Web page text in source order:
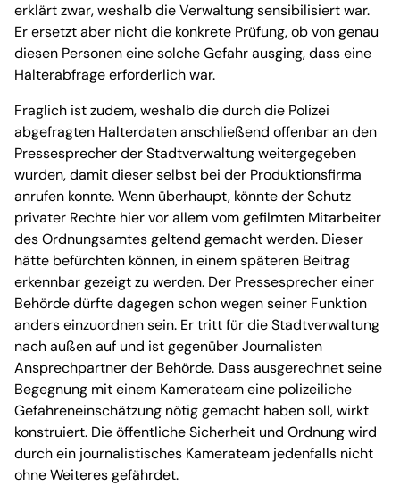
erklärt zwar, weshalb die Verwaltung sensibilisiert war.
Er ersetzt aber nicht die konkrete Prüfung, ob von genau
diesen Personen eine solche Gefahr ausging, dass eine
Halterabfrage erforderlich war.
Fraglich ist zudem, weshalb die durch die Polizei
abgefragten Halterdaten anschließend offenbar an den
Pressesprecher der Stadtverwaltung weitergegeben
wurden, damit dieser selbst bei der Produktionsfirma
anrufen konnte. Wenn überhaupt, könnte der Schutz
privater Rechte hier vor allem vom gefilmten Mitarbeiter
des Ordnungsamtes geltend gemacht werden. Dieser
hätte befürchten können, in einem späteren Beitrag
erkennbar gezeigt zu werden. Der Pressesprecher einer
Behörde dürfte dagegen schon wegen seiner Funktion
anders einzuordnen sein. Er tritt für die Stadtverwaltung
nach außen auf und ist gegenüber Journalisten
Ansprechpartner der Behörde. Dass ausgerechnet seine
Begegnung mit einem Kamerateam eine polizeiliche
Gefahreneinschätzung nötig gemacht haben soll, wirkt
konstruiert. Die öffentliche Sicherheit und Ordnung wird
durch ein journalistisches Kamerateam jedenfalls nicht
ohne Weiteres gefährdet.